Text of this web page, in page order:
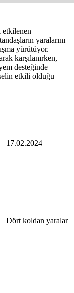
etkilenen
yaralarını
yürütüyor.
karşılanırken,
desteğinde
etkili olduğu
17.02.2024
Dört koldan yaralar